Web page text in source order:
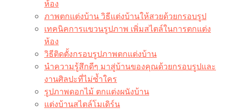
ห้อง
ภาพตกแต่งบ้าน วิธีแต่งบ้านให้สวยด้วยกรอบรูป
เทคนิคการแขวนรูปภาพ เพิ่มสไตล์ในการตกแต่ง
ห้อง
วิธีติดตั้งกรอบรูปภาพตกแต่งบ้าน
นำความรู้สึกดีๆ มาสู่บ้านของคุณด้วยกรอบรูปและ
งานศิลปะที่ไม่ซ้ำใคร
รูปภาพดอกไม้ ตกแต่งผนังบ้าน
แต่งบ้านสไตล์โมเดิร์น